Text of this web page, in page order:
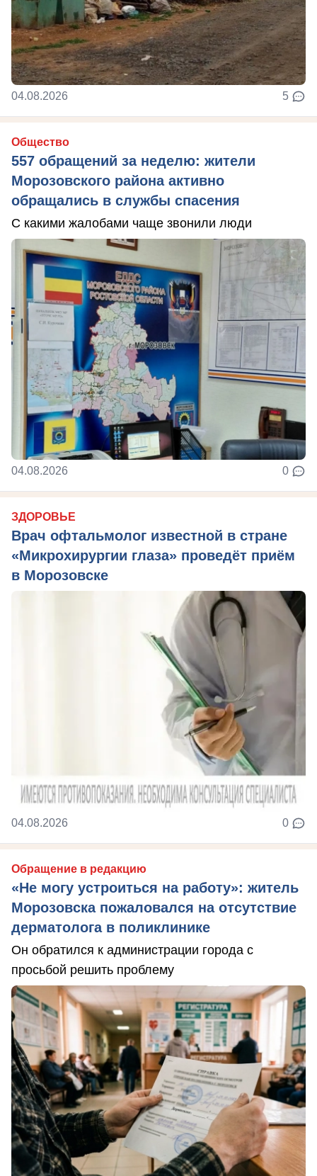
04.08.2026 5
Общество
557 обращений за неделю: жители
Морозовского района активно
обращались в службы спасения
С какими жалобами чаще звонили люди
04.08.2026 0
ЗДОРОВЬЕ
Врач офтальмолог известной в стране
«Микрохирургии глаза» проведёт приём
в Морозовске
04.08.2026 0
Обращение в редакцию
«Не могу устроиться на работу»: житель
Морозовска пожаловался на отсутствие
дерматолога в поликлинике
Он обратился к администрации города с
просьбой решить проблему